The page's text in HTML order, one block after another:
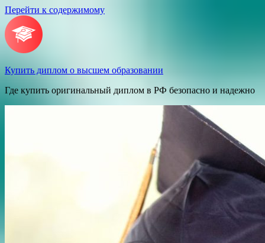
Перейти к содержимому
Купить диплом о высшем образовании
Где купить оригинальный диплом в РФ безопасно и надежно